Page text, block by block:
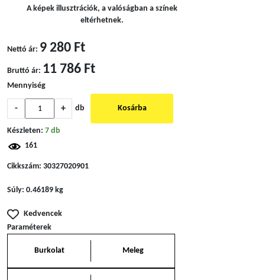
A képek illusztrációk, a valóságban a színek
eltérhetnek.
Nettó ár: 9 280 Ft
Bruttó ár: 11 786 Ft
Mennyiség
- + db Kosárba
Készleten: 7 db
161
Cikkszám: 30327020901
Súly: 0.46189 kg
Kedvencek
Paraméterek
Burkolat Meleg